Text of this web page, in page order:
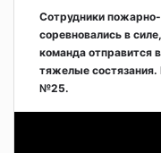
Сотрудники пожарно-
соревновались в
команда отправится
тяжелые
№25.